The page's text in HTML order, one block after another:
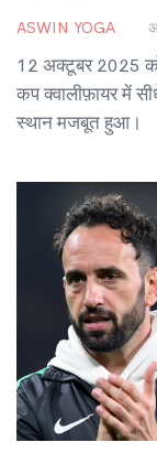
ASWIN YOGA
12 अक्टूबर 2025
कप क्वालीफ़ायर में
स्थान मजबूत हुआ।